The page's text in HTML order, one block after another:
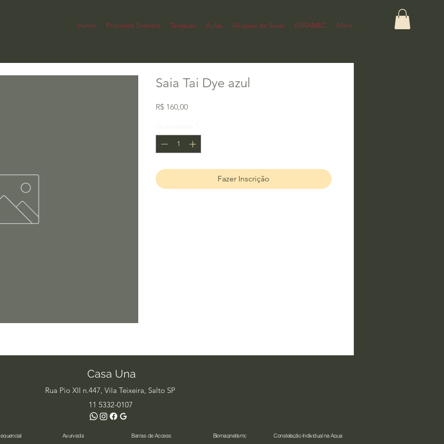
Home Próximos Eventos Terapias Aulas Aluguel de Salas EBRAMEC More
Saia Tai Dye azul
R$ 160,00Preço
Fazer Inscrição
Casa Una
Rua Pio XII n.447, Vila Teixeira, Salto SP
11 5332-0107
Ayurveda
Barras de Access
Biomagnetismo
Constelação Individual na Água